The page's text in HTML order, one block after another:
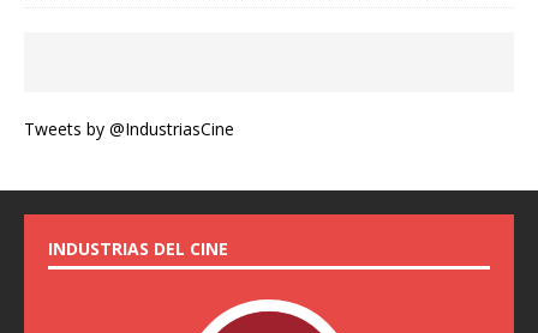
Tweets by @IndustriasCine
INDUSTRIAS DEL CINE